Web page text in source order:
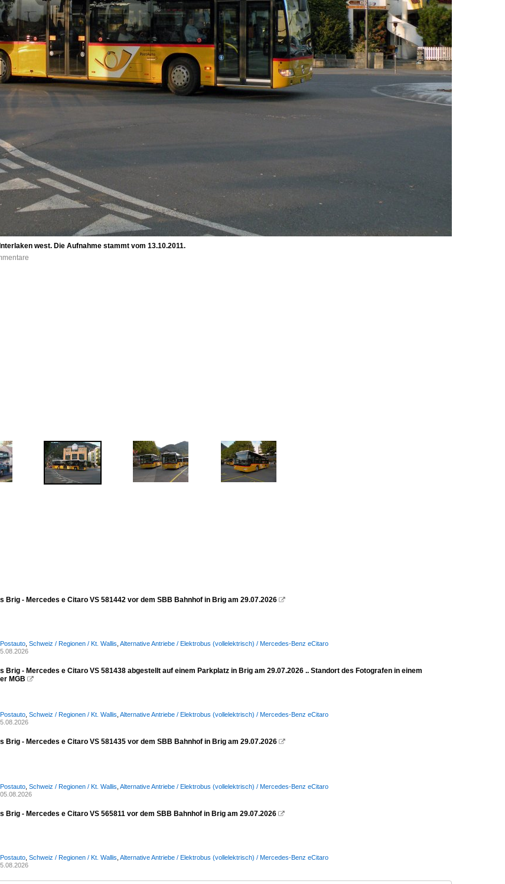
west. Die Aufnahme stammt vom 13.10.2011.
Brig - Mercedes e Citaro VS 581442 vor dem SBB Bahnhof in Brig am 29.07.2026 
Schweiz / Regionen / Kt. Wallis Alternative Antriebe / Elektrobus (vollelektrisch) / Mercedes-Benz eCitaro
Brig - Mercedes e Citaro VS 581438 abgestellt auf einem Parkplatz in Brig am 29.07.2026 .. Standort des Fotografen in einem
MGB 
Schweiz / Regionen / Kt. Wallis Alternative Antriebe / Elektrobus (vollelektrisch) / Mercedes-Benz eCitaro
Brig - Mercedes e Citaro VS 581435 vor dem SBB Bahnhof in Brig am 29.07.2026 
Schweiz / Regionen / Kt. Wallis Alternative Antriebe / Elektrobus (vollelektrisch) / Mercedes-Benz eCitaro
Brig - Mercedes e Citaro VS 565811 vor dem SBB Bahnhof in Brig am 29.07.2026 
Schweiz / Regionen / Kt. Wallis Alternative Antriebe / Elektrobus (vollelektrisch) / Mercedes-Benz eCitaro